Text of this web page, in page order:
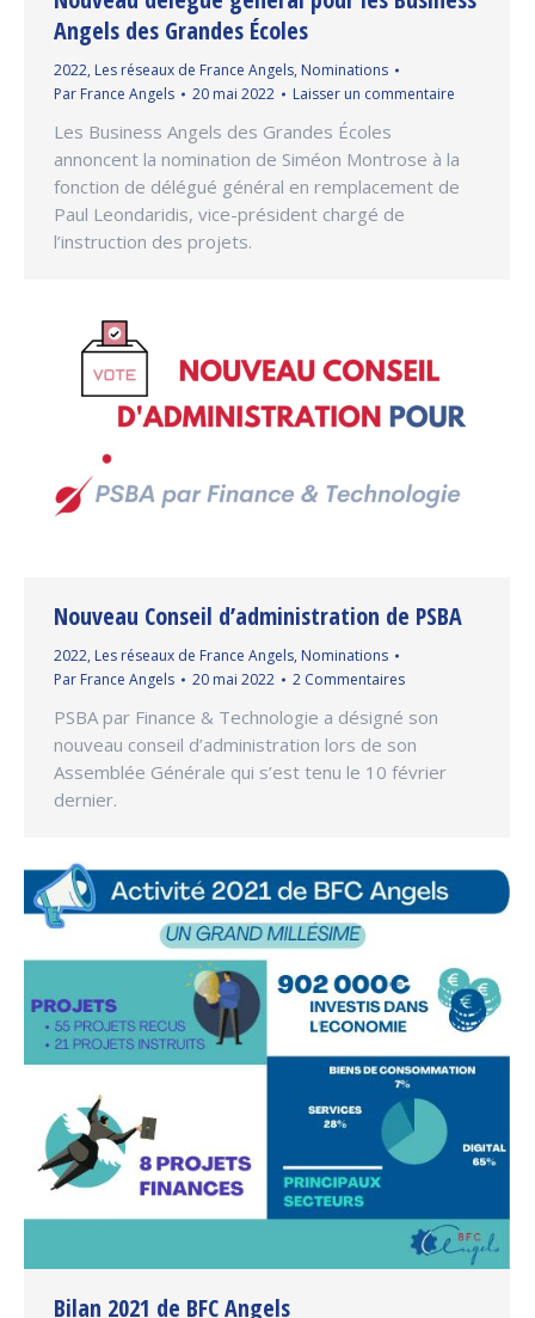
Angels des Grandes Écoles
2022, Les réseaux de France Angels, Nominations
Par France Angels 20 mai 2022 Laisser un commentaire
Les Business Angels des Grandes Écoles
annoncent la nomination de Siméon Montrose à la
fonction de délégué général en remplacement de
Paul Leondaridis, vice-président chargé de
l’instruction des projets.
Nouveau Conseil d’administration de PSBA
2022, Les réseaux de France Angels, Nominations
Par France Angels 20 mai 2022 2 Commentaires
PSBA par Finance & Technologie a désigné son
nouveau conseil d’administration lors de son
Assemblée Générale qui s’est tenu le 10 février
dernier.
Bilan 2021 de BFC Angels